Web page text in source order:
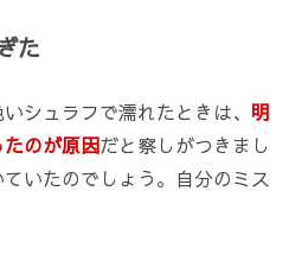
た
シュラフで濡れたときは、 明
のが原因だと察しがつきまし
いたのでしょう。自分のミス